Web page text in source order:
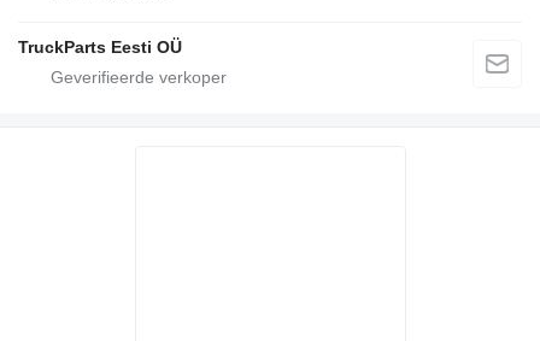
TruckParts Eesti OÜ